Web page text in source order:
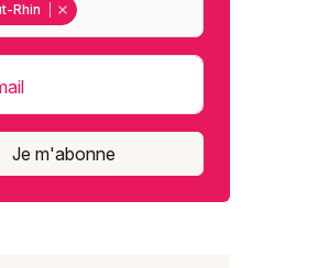
Rhin
Je m'abonne